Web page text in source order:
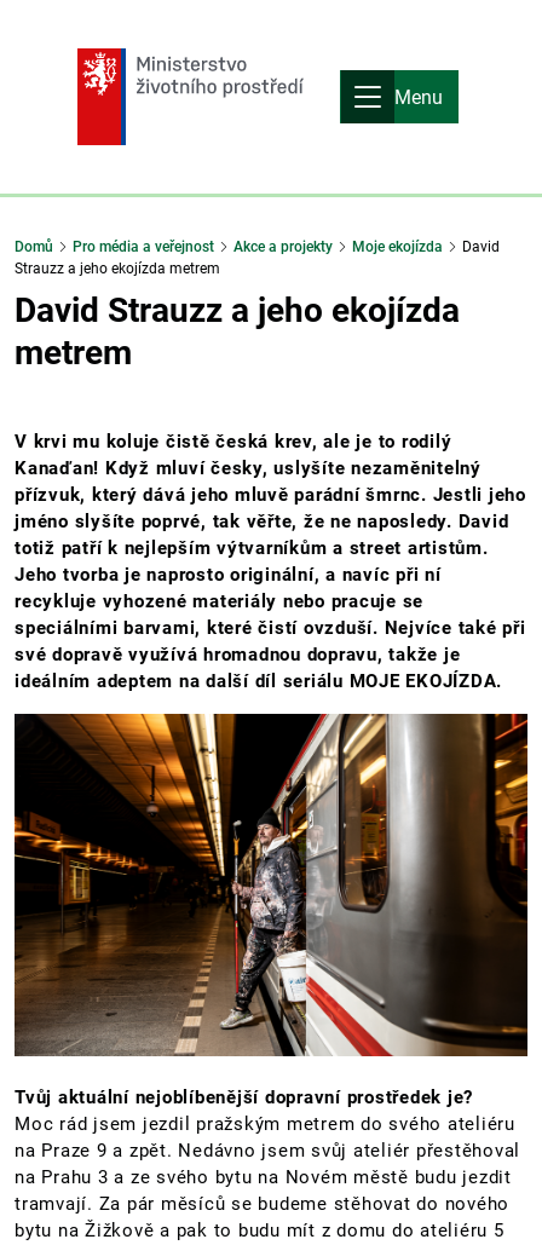
Menu
Domů Pro média a veřejnost Akce a projekty Moje ekojízda
David
Strauzz a jeho ekojízda metrem
David Strauzz a jeho ekojízda
metrem
V krvi mu koluje čistě česká krev, ale je to rodilý
Kanaďan! Když mluví česky, uslyšíte nezaměnitelný
přízvuk, který dává jeho mluvě parádní šmrnc. Jestli jeho
jméno slyšíte poprvé, tak věřte, že ne naposledy. David
totiž patří k nejlepším výtvarníkům a street artistům.
Jeho tvorba je naprosto originální, a navíc při ní
recykluje vyhozené materiály nebo pracuje se
speciálními barvami, které čistí ovzduší. Nejvíce také při
své dopravě využívá hromadnou dopravu, takže je
ideálním adeptem na další díl seriálu MOJE EKOJÍZDA.
Tvůj aktuální nejoblíbenější dopravní prostředek je?
Moc rád jsem jezdil pražským metrem do svého ateliéru
na Praze 9 a zpět. Nedávno jsem svůj ateliér přestěhoval
na Prahu 3 a ze svého bytu na Novém městě budu jezdit
tramvají. Za pár měsíců se budeme stěhovat do nového
bytu na Žižkově a pak to budu mít z domu do ateliéru 5